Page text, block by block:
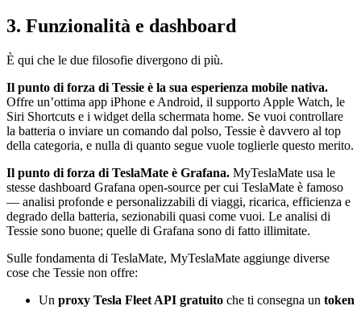
3. Funzionalità e dashboard
È qui che le due filosofie divergono di più.
Il punto di forza di Tessie è la sua esperienza mobile nativa.
Offre un’ottima app iPhone e Android, il supporto Apple Watch, le
Siri Shortcuts e i widget della schermata home. Se vuoi controllare
la batteria o inviare un comando dal polso, Tessie è davvero al top
della categoria, e nulla di quanto segue vuole toglierle questo merito.
Il punto di forza di TeslaMate è Grafana. MyTeslaMate usa le
stesse dashboard Grafana open-source per cui TeslaMate è famoso
— analisi profonde e personalizzabili di viaggi, ricarica, efficienza e
degrado della batteria, sezionabili quasi come vuoi. Le analisi di
Tessie sono buone; quelle di Grafana sono di fatto illimitate.
Sulle fondamenta di TeslaMate, MyTeslaMate aggiunge diverse
cose che Tessie non offre:
Un proxy Tesla Fleet API gratuito che ti consegna un token